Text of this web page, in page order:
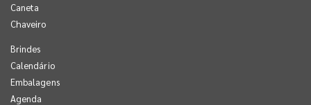
Caneta
Chaveiro
Brindes
Calendário
Embalagens
Agenda